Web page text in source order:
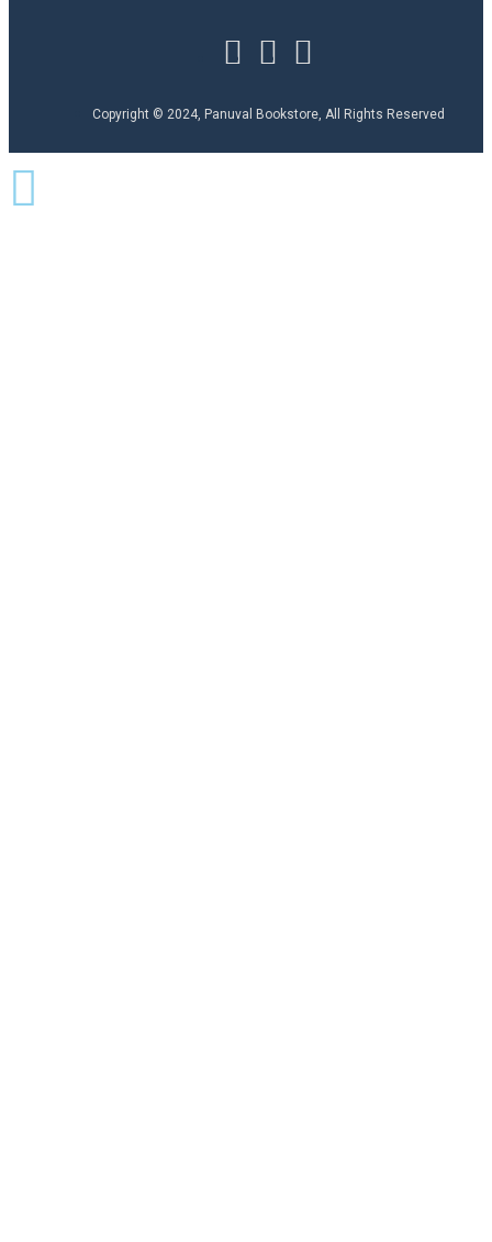
Copyright © 2024, Panuval Bookstore, All Rights Reserved